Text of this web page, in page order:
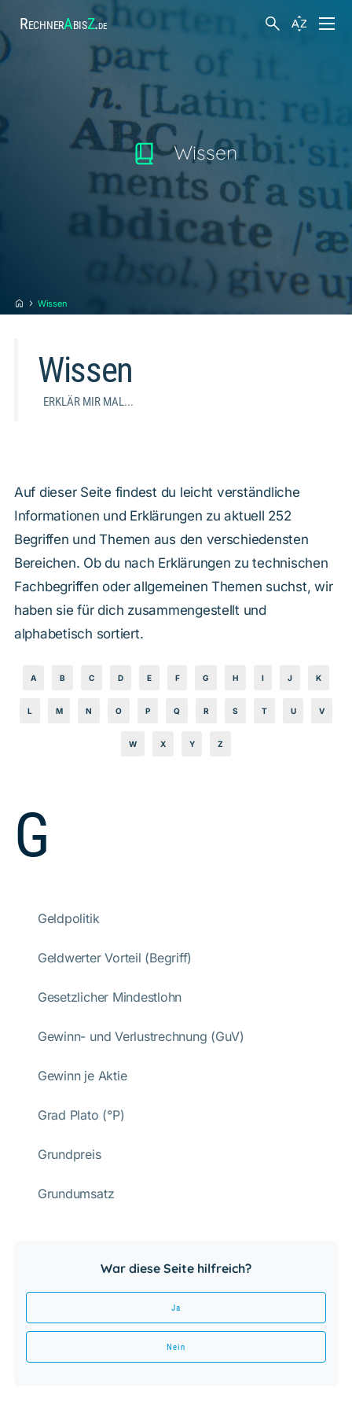
RechnerAbisZ.de
Finanzen
Körper und Gesundheit
Hobby und Freizeit
Arbeit
Sonstiges
Wissen
Wissen
Wissen
ERKLÄR MIR MAL...
Auf dieser Seite findest du leicht verständliche
Informationen und Erklärungen zu aktuell 252
Begriffen und Themen aus den verschiedensten
Bereichen. Ob du nach Erklärungen zu technischen
Fachbegriffen oder allgemeinen Themen suchst, wir
haben sie für dich zusammengestellt und
alphabetisch sortiert.
A B C D E F G H I J K
L M N O P Q R S T U V
W X Y Z
G
Geldpolitik
Geldwerter Vorteil (Begriff)
Gesetzlicher Mindestlohn
Gewinn- und Verlustrechnung (GuV)
Gewinn je Aktie
Grad Plato (°P)
Grundpreis
Grundumsatz
War diese Seite hilfreich?
Ja
Nein